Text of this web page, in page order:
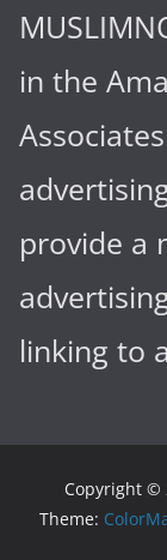
in the
provide a
linking to
Copyright ©
Theme: